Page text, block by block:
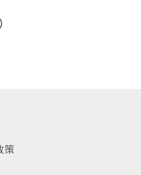
策